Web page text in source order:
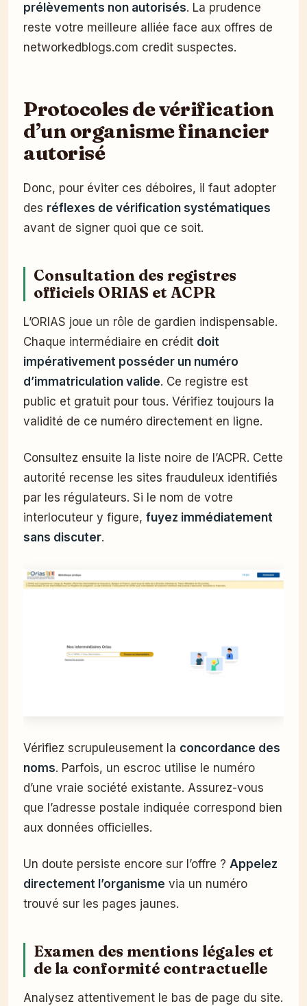
prélèvements non autorisés. La prudence
reste votre meilleure alliée face aux offres de
networkedblogs.com credit suspectes.
Protocoles de vérification
d’un organisme financier
autorisé
Donc, pour éviter ces déboires, il faut adopter
des réflexes de vérification systématiques
avant de signer quoi que ce soit.
Consultation des registres
officiels ORIAS et ACPR
L’ORIAS joue un rôle de gardien indispensable.
Chaque intermédiaire en crédit doit
impérativement posséder un numéro
d’immatriculation valide. Ce registre est
public et gratuit pour tous. Vérifiez toujours la
validité de ce numéro directement en ligne.
Consultez ensuite la liste noire de l’ACPR. Cette
autorité recense les sites frauduleux identifiés
par les régulateurs. Si le nom de votre
interlocuteur y figure, fuyez immédiatement
sans discuter.
Vérifiez scrupuleusement la concordance des
noms. Parfois, un escroc utilise le numéro
d’une vraie société existante. Assurez-vous
que l’adresse postale indiquée correspond bien
aux données officielles.
Un doute persiste encore sur l’offre ? Appelez
directement l’organisme via un numéro
trouvé sur les pages jaunes.
Examen des mentions légales et
de la conformité contractuelle
Analysez attentivement le bas de page du site.